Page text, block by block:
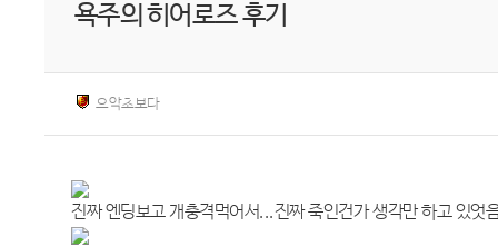
욕주의 히어로즈 후기
으악초보다
진짜 엔딩보고 개충격먹어서...진짜 죽인건가 생각만 하고 있엇